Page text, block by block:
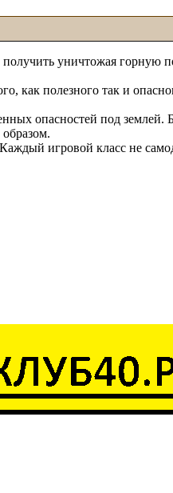
уничтожая горную
как полезного так и
опасностей под
игровой класс не